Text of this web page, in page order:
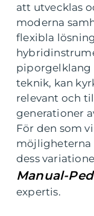
att utvecklas
moderna
flexibla
piporgelklang
teknik, kan
relevant och
generationer
För den som
möjligheterna
dess
Manual-
expertis.